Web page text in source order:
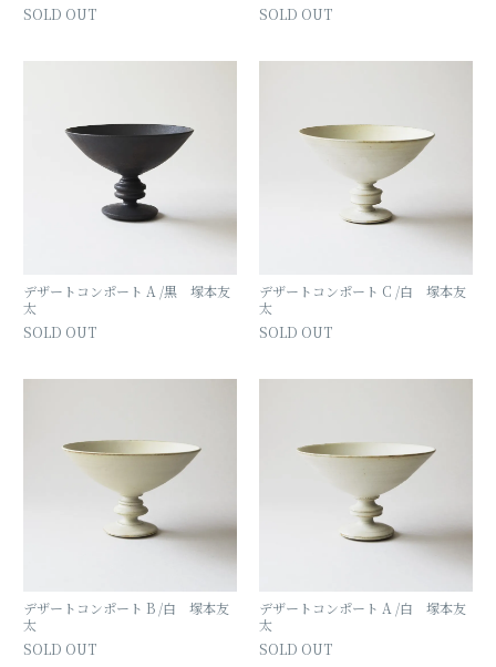
SOLD OUT
SOLD OUT
デザートコンポート A /黒 塚本友
太
SOLD OUT
デザートコンポート C /白 塚本友
太
SOLD OUT
デザートコンポート B /白 塚本友
太
SOLD OUT
デザートコンポート A /白 塚本友
太
SOLD OUT